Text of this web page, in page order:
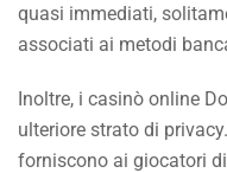
quasi immediati,
associati ai metodi
Inoltre, i casinò online
ulteriore strato di
forniscono ai giocatori